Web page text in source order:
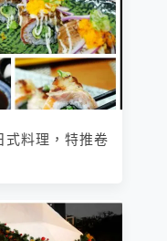
式料理，特推卷